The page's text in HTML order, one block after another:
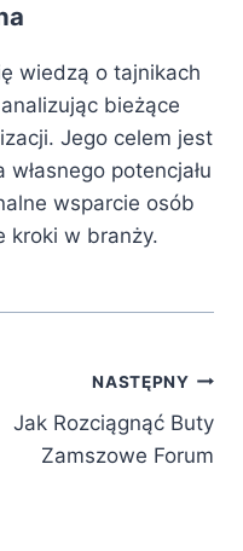
wiedzą o tajnikach
bieżące
Jego celem jest
potencjału
wsparcie osób
kroki w branży.
NASTĘPNY
Jak Rozciągnąć Buty
Zamszowe Forum